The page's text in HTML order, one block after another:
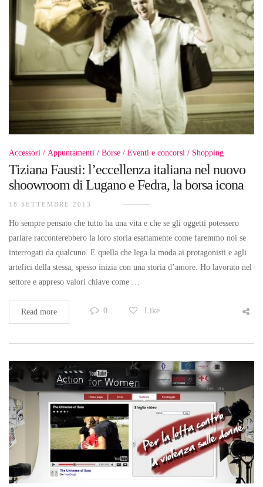
Accessori Appuntamenti Borse Eventi e concorsi Shopping
Tiziana Fausti: l’eccellenza italiana nel nuovo
shoowroom di Lugano e Fedra, la borsa icona
18 SETTEMBRE 2013
Ho sempre pensato che tutto ha una vita e che se gli oggetti potessero
parlare racconterebbero la loro storia esattamente come faremmo noi se
interrogati da qualcuno. E quella che lega la moda ai protagonisti e agli
artefici della stessa, spesso inizia con una storia d’amore. Ho lavorato nel
settore e appreso valori chiave come …
Read more 0 Like